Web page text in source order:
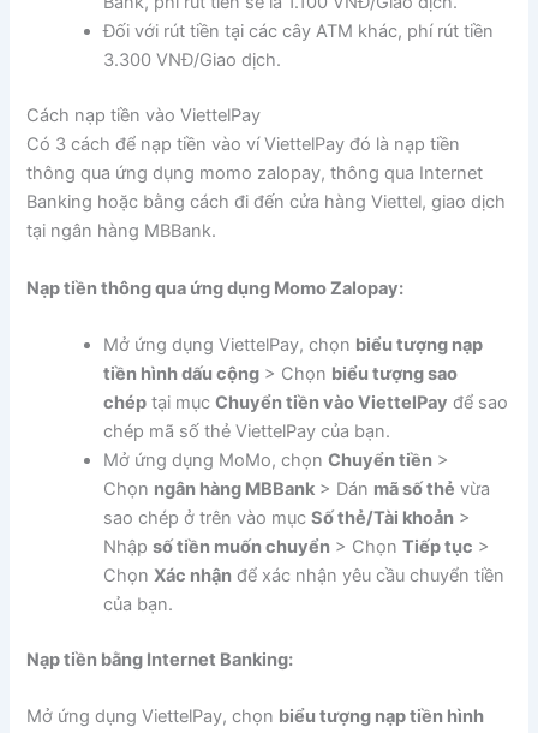
Đối với rút tiền tại các cây ATM khác, phí rút tiền
3.300 VNĐ/Giao dịch.
Cách nạp tiền vào ViettelPay
Có 3 cách để nạp tiền vào ví ViettelPay đó là nạp tiền
thông qua ứng dụng momo zalopay, thông qua Internet
Banking hoặc bằng cách đi đến cửa hàng Viettel, giao dịch
tại ngân hàng MBBank.
Nạp tiền thông qua ứng dụng Momo Zalopay:
Mở ứng dụng ViettelPay, chọn biểu tượng nạp
tiền hình dấu cộng > Chọn biểu tượng sao
chép tại mụcChuyển tiền vào ViettelPay để sao
chép mã số thẻ ViettelPay của bạn.
Mở ứng dụng MoMo, chọnChuyển tiền >
Chọn ngân hàng MBBank > Dán mã số thẻ vừa
sao chép ở trên vào mụcSố thẻ/Tài khoản >
Nhậpsố tiền muốn chuyển > ChọnTiếp tục >
ChọnXác nhận để xác nhận yêu cầu chuyển tiền
của bạn.
Nạp tiền bằng Internet Banking:
Mở ứng dụng ViettelPay, chọn biểu tượng nạp tiền hình